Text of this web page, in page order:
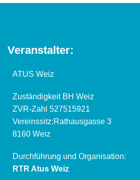
Veranstalter:
ATUS Weiz
Zuständigkeit BH Weiz
ZVR-Zahl 527515921
Vereinssitz:Rathausgasse 3
8160 Weiz
Durchführung und Organisation:
RTR Atus Weiz